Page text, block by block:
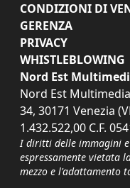
CONDIZIONI DI
GERENZA
PRIVACY
WHISTLEBLOWING
Nord Est
Nord Est
34, 30171 Venezia
1.432.522,00 C.F.
I diritti delle immagini
espressamente vietata
mezzo e l'adattamento